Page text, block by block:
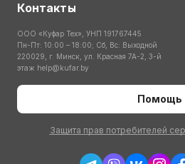
Контакты
ООО «Куфар Тех», УНП 191767445
Пн-Пт: 10:00 – 18:00; Сб, Вс: Выходной
220029, г. Минск, ул. Красная 7А-2, 3-й
этаж help@kufar.by
Помощь
Защита прав потребителей